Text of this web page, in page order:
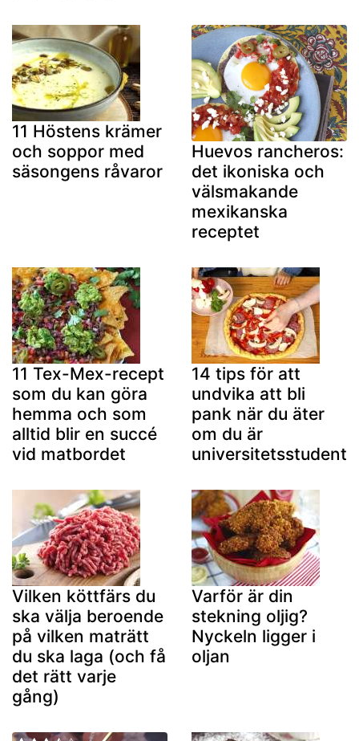
11 Höstens krämer
och soppor med
säsongens råvaror
Huevos rancheros:
det ikoniska och
välsmakande
mexikanska
receptet
11 Tex-Mex-recept
som du kan göra
hemma och som
alltid blir en succé
vid matbordet
14 tips för att
undvika att bli
pank när du äter
om du är
universitetsstudent
Vilken köttfärs du
ska välja beroende
på vilken maträtt
du ska laga (och få
det rätt varje
gång)
Varför är din
stekning oljig?
Nyckeln ligger i
oljan